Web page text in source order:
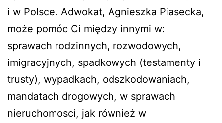
i w Polsce. Adwokat, Agnieszka Piasecka,
może pomóc Ci między innymi w:
sprawach rodzinnych, rozwodowych,
imigracyjnych, spadkowych (testamenty i
trusty), wypadkach, odszkodowaniach,
mandatach drogowych, w sprawach
nieruchomosci, jak również w